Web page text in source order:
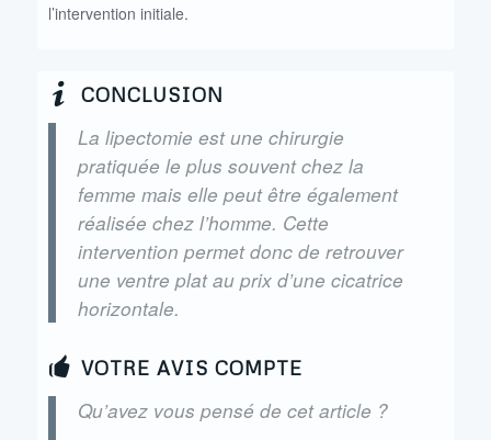
l’intervention initiale.
CONCLUSION
La lipectomie est une chirurgie
pratiquée le plus souvent chez la
femme mais elle peut être également
réalisée chez l’homme. Cette
intervention permet donc de retrouver
une ventre plat au prix d’une cicatrice
horizontale.
VOTRE AVIS COMPTE
Qu’avez vous pensé de cet article ?